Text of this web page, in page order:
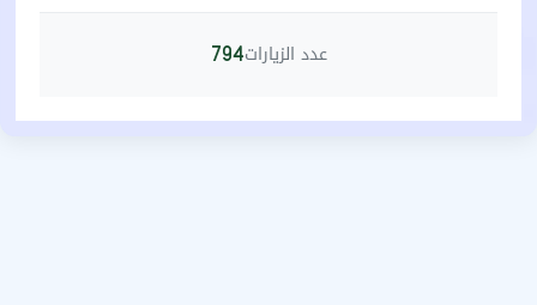
عدد الزيارات794